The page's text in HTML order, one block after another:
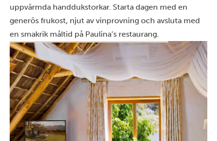
uppvärmda handdukstorkar. Starta dagen med en
generös frukost, njut av vinprovning och avsluta med
en smakrik måltid på Paulina’s restaurang.